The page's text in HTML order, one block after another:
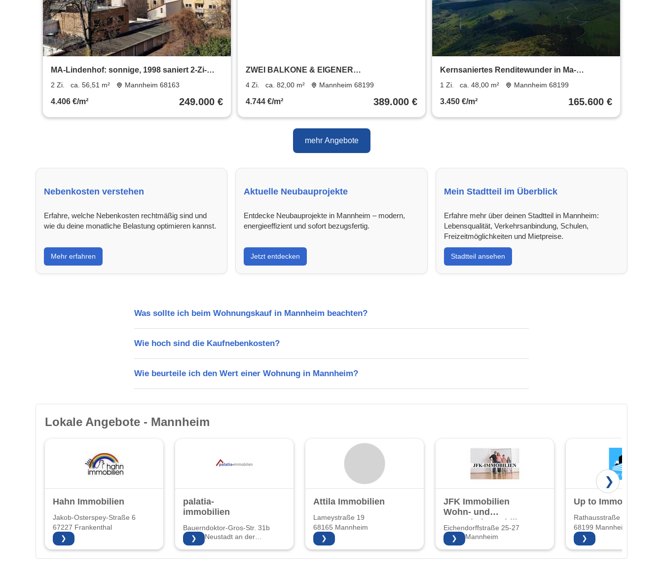
MA-Lindenhof: sonnige, 1998 saniert 2-Zi-
Wohnung mit Balkon + EBK
2 Zi. ca. 56,51 m² Mannheim 68163
4.406 €/m² 249.000 €
ZWEI BALKONE & EIGENER
GARTENANTEIL
4 Zi. ca. 82,00 m² Mannheim 68199
4.744 €/m² 389.000 €
Kernsaniertes Renditewunder in Ma-
Neckarau-Erstbezug,EBK&Terrasse
1 Zi. ca. 48,00 m² Mannheim 68199
3.450 €/m² 165.600 €
mehr Angebote
Nebenkosten verstehen
Erfahre, welche Nebenkosten rechtmäßig sind und
wie du deine monatliche Belastung optimieren kannst.
Mehr erfahren
Aktuelle Neubauprojekte
Entdecke Neubauprojekte in Mannheim – modern,
energieeffizient und sofort bezugsfertig.
Jetzt entdecken
Mein Stadtteil im Überblick
Erfahre mehr über deinen Stadtteil in Mannheim:
Lebensqualität, Verkehrsanbindung, Schulen,
Freizeitmöglichkeiten und Mietpreise.
Stadtteil ansehen
Was sollte ich beim Wohnungskauf in Mannheim beachten?
Wie hoch sind die Kaufnebenkosten?
Wie beurteile ich den Wert einer Wohnung in Mannheim?
Lokale Angebote - Mannheim
Hahn Immobilien
Jakob-Osterspey-Straße 6
67227 Frankenthal
❯
palatia-
immobilien
Bauerndoktor-Gros-Str. 31b
67435 Neustadt an der
Weinstraße
❯
Attila Immobilien
Lameystraße 19
68165 Mannheim
❯
JFK Immobilien
Wohn- und
Gewerbeimmobilien
und
Hausverwaltung
Eichendorffstraße 25-27
68167 Mannheim
❯
Up to Immobilien
Rathausstraße 22
68199 Mannheim
❯
❯